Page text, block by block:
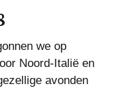
we op
Noord-Italië en
avonden